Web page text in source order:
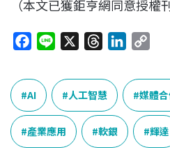
（本文已獲鉅亨網同意授權
c
e
b
o
o
n
r
e
a
d
s
n
e
d
p
y
L
i
n
AI 人工智慧 媒體
產業應用 軟銀 輝達